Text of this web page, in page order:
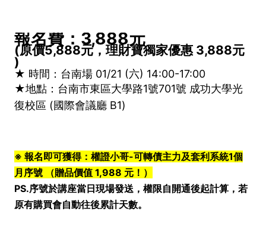
報名費：3,888元
(原價5,888元，理財寶獨家優惠 3,888元
)
★ 時間：台南場 01/21 (六) 14:00-17:00
★地點：台南市東區大學路1號701號 成功大學光
復校區 (國際會議廳 B1)
※ 報名即可獲得：權證小哥-可轉債主力及套利系統1個
月序號 （贈品價值 1,988 元！）
PS.序號於講座當日現場發送，權限自開通後起計算，若
原有購買會自動往後累計天數。